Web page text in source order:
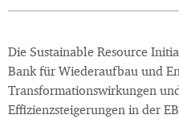
Die Sustainable Resource
Bank für Wiederaufbau und
Transformationswirkungen
Effizienzsteigerungen in der